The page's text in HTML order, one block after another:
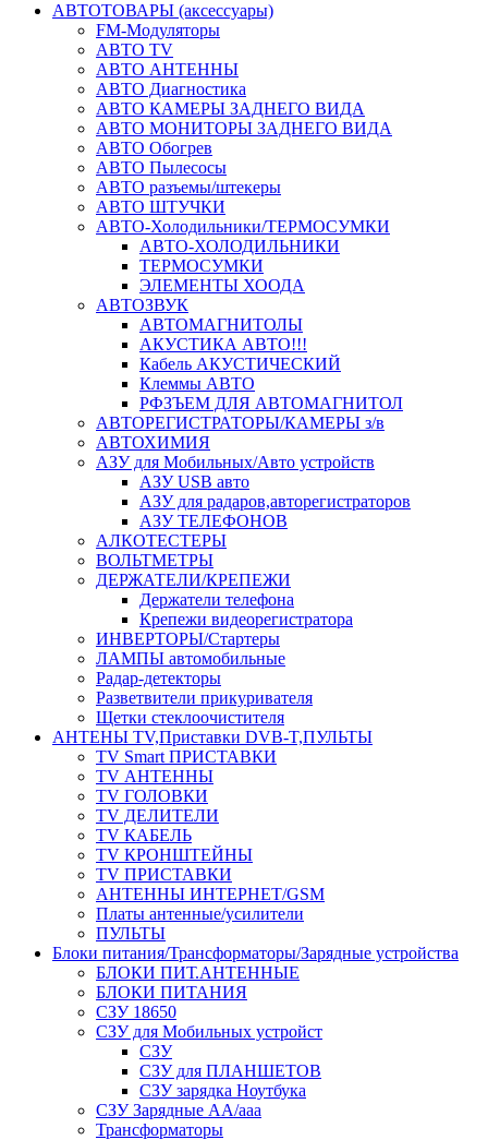
АВТОТОВАРЫ (аксессуары)
FM-Модуляторы
АВТО TV
АВТО АНТЕННЫ
АВТО Диагностика
АВТО КАМЕРЫ ЗАДНЕГО ВИДА
АВТО МОНИТОРЫ ЗАДНЕГО ВИДА
АВТО Обогрев
АВТО Пылесосы
АВТО разъемы/штекеры
АВТО ШТУЧКИ
АВТО-Холодильники/ТЕРМОСУМКИ
АВТО-ХОЛОДИЛЬНИКИ
ТЕРМОСУМКИ
ЭЛЕМЕНТЫ ХООДА
АВТОЗВУК
АВТОМАГНИТОЛЫ
АКУСТИКА АВТО!!!
Кабель АКУСТИЧЕСКИЙ
Клеммы АВТО
РФЗЪЕМ ДЛЯ АВТОМАГНИТОЛ
АВТОРЕГИСТРАТОРЫ/КАМЕРЫ з/в
АВТОХИМИЯ
АЗУ для Мобильных/Авто устройств
АЗУ USB авто
АЗУ для радаров,авторегистраторов
АЗУ ТЕЛЕФОНОВ
АЛКОТЕСТЕРЫ
ВОЛЬТМЕТРЫ
ДЕРЖАТЕЛИ/КРЕПЕЖИ
Держатели телефона
Крепежи видеорегистратора
ИНВЕРТОРЫ/Стартеры
ЛАМПЫ автомобильные
Радар-детекторы
Разветвители прикуривателя
Щетки стеклоочистителя
АНТЕНЫ ТV,Приставки DVB-T,ПУЛЬТЫ
TV Smart ПРИСТАВКИ
TV АНТЕННЫ
TV ГОЛОВКИ
TV ДЕЛИТЕЛИ
TV КАБЕЛЬ
TV КРОНШТЕЙНЫ
TV ПРИСТАВКИ
АНТЕННЫ ИНТЕРНЕТ/GSM
Платы антенные/усилители
ПУЛЬТЫ
Блоки питания/Трансформаторы/Зарядные устройства
БЛОКИ ПИТ.АНТЕННЫЕ
БЛОКИ ПИТАНИЯ
СЗУ 18650
СЗУ для Мобильных устройст
СЗУ
СЗУ для ПЛАНШЕТОВ
СЗУ зарядка Ноутбука
СЗУ Зарядные АА/ааа
Трансформаторы